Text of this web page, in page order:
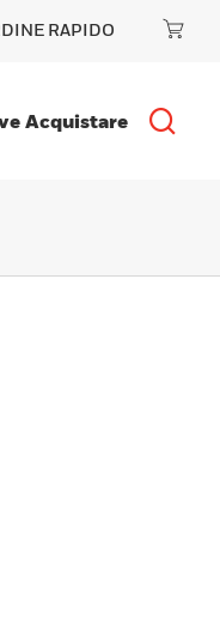
RAPIDO
Acquistare